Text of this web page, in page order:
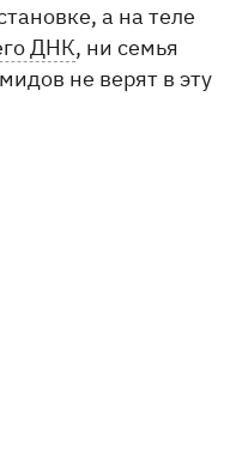
а на теле
ДНК, ни семья
не верят в эту